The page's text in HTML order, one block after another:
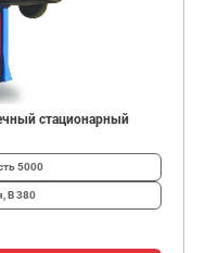
стационарный
5000
В380